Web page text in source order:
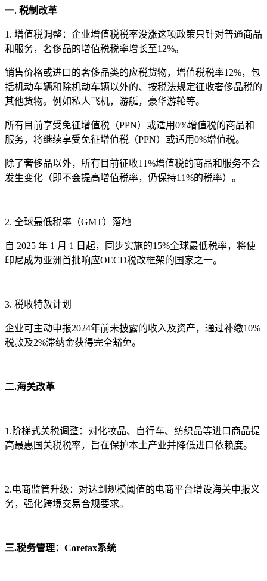
一. 税制改革
1. 增值税调整：企业增值税税率没涨这项政策只针对普通商品
和服务，奢侈品的增值税税率增长至12%。
销售价格或进口的奢侈品类的应税货物，增值税税率12%，包
括机动车辆和除机动车辆以外的、按税法规定征收奢侈品税的
其他货物。例如私人飞机，游艇，豪华游轮等。
所有目前享受免征增值税（PPN）或适用0%增值税的商品和
服务，将继续享受免征增值税（PPN）或适用0%增值税。
除了奢侈品以外，所有目前征收11%增值税的商品和服务不会
发生变化（即不会提高增值税率，仍保持11%的税率）。
2. 全球最低税率（GMT）落地
自 2025 年 1 月 1 日起，同步实施的15%全球最低税率，将使
印尼成为亚洲首批响应OECD税改框架的国家之一。
3. 税收特赦计划
企业可主动申报2024年前未披露的收入及资产，通过补缴10%
税款及2%滞纳金获得完全豁免。
二.海关改革
1.阶梯式关税调整：对化妆品、自行车、纺织品等进口商品提
高最惠国关税税率，旨在保护本土产业并降低进口依赖度。
2.电商监管升级：对达到规模阈值的电商平台增设海关申报义
务，强化跨境交易合规要求。
三.税务管理：Coretax系统